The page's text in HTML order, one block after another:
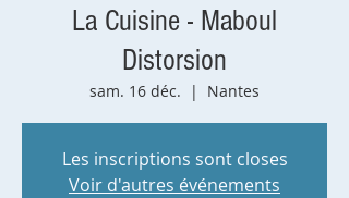
La Cuisine - Maboul
Distorsion
sam. 16 déc.
  |
Nantes
Les inscriptions sont closes
Voir d'autres événements